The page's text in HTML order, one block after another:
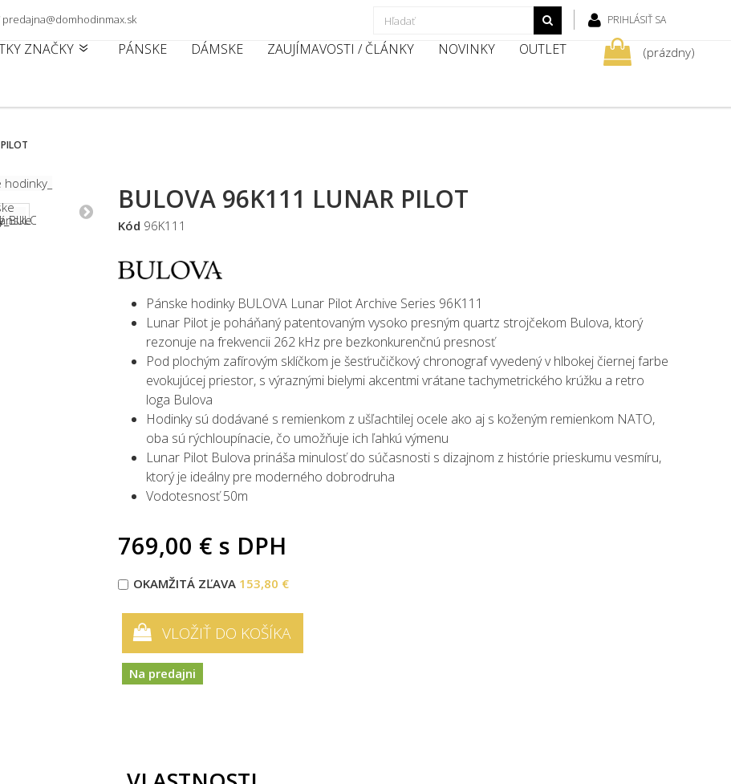
PRIHLÁSIŤ SA
predajna@domhodinmax.sk
ZNAČKY PÁNSKE DÁMSKE ZAUJÍMAVOSTI / ČLÁNKY NOVINKY OUTLET (prázdny)
BULOVA 96K111 LUNAR PILOT
Kód 96K111
Pánske hodinky BULOVA Lunar Pilot Archive Series 96K111
Lunar Pilot je poháňaný patentovaným vysoko presným quartz strojčekom Bulova, ktorý
rezonuje na frekvencii 262 kHz pre bezkonkurenčnú presnosť
Pod plochým zafírovým sklíčkom je šesťručičkový chronograf vyvedený v hlbokej čiernej farbe
evokujúcej priestor, s výraznými bielymi akcentmi vrátane tachymetrického krúžku a retro
loga Bulova
Hodinky sú dodávané s remienkom z ušľachtilej ocele ako aj s koženým remienkom NATO,
oba sú rýchloupínacie, čo umožňuje ich ľahkú výmenu
Lunar Pilot Bulova prináša minulosť do súčasnosti s dizajnom z histórie prieskumu vesmíru,
ktorý je ideálny pre moderného dobrodruha
Vodotesnosť 50m
769,00 € s DPH
OKAMŽITÁ ZĽAVA 153,80 €
VLOŽIŤ DO KOŠÍKA
Na predajni